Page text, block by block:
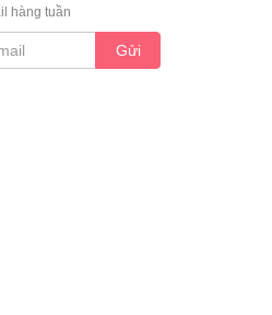
hàng tuần
Gửi